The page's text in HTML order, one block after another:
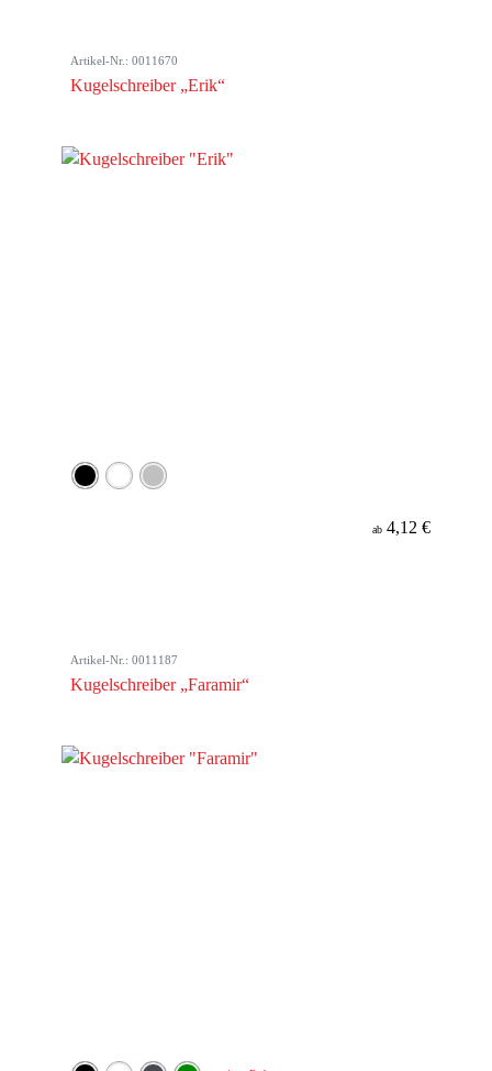
Artikel-Nr.: 0011670
Kugelschreiber „Erik“
ab 4,12 €
Artikel-Nr.: 0011187
Kugelschreiber „Faramir“